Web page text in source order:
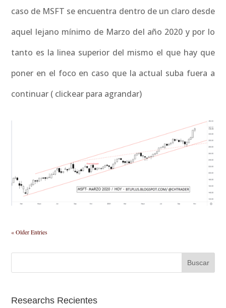
caso de MSFT se encuentra dentro de un claro desde
aquel lejano mínimo de Marzo del año 2020 y por lo
tanto es la linea superior del mismo el que hay que
poner en el foco en caso que la actual suba fuera a
continuar ( clickear para agrandar)
« Older Entries
Researchs Recientes